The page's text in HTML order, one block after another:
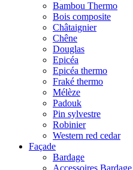
Bambou Thermo
Bois composite
Châtaignier
Chêne
Douglas
Epicéa
Epicéa thermo
Fraké thermo
Mélèze
Padouk
Pin sylvestre
Robinier
Western red cedar
Façade
Bardage
Accessoires Bardage